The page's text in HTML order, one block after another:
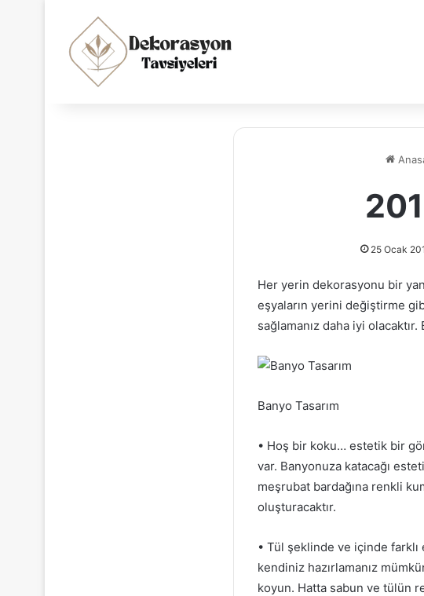
25 Ocak
Her yerin dekorasyonu bir
eşyaların yerini değiştirme
sağlamanız daha iyi
Banyo Tasarım
• Hoş bir koku… estetik bir
var. Banyonuza katacağı
meşrubat bardağına renkli
oluşturacaktır.
• Tül şeklinde ve içinde farklı
kendiniz hazırlamanız
koyun. Hatta sabun ve tülün